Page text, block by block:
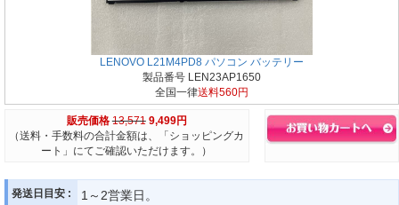
LENOVO L21M4PD8 パソコン バッテリー
製品番号 LEN23AP1650
全国一律送料560円
販売価格 13,571 9,499円
（送料・手数料の合計金額は、「ショッピングカ
ート」にてご確認いただけます。）
発送日目安 : 1～2営業日。